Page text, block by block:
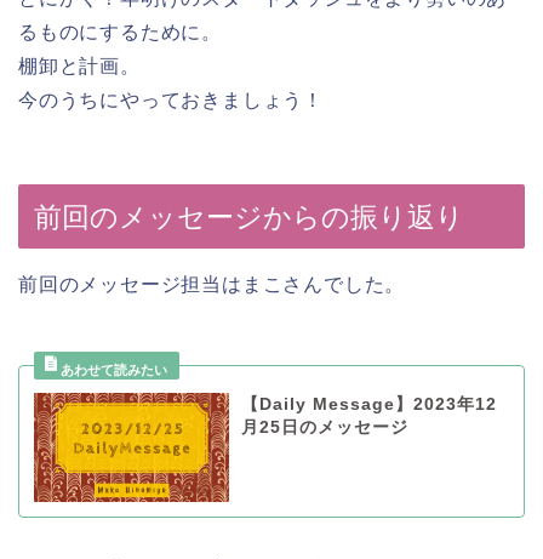
るものにするために。
棚卸と計画。
今のうちにやっておきましょう！
前回のメッセージからの振り返り
前回のメッセージ担当はまこさんでした。
【Daily Message】2023年12
月25日のメッセージ